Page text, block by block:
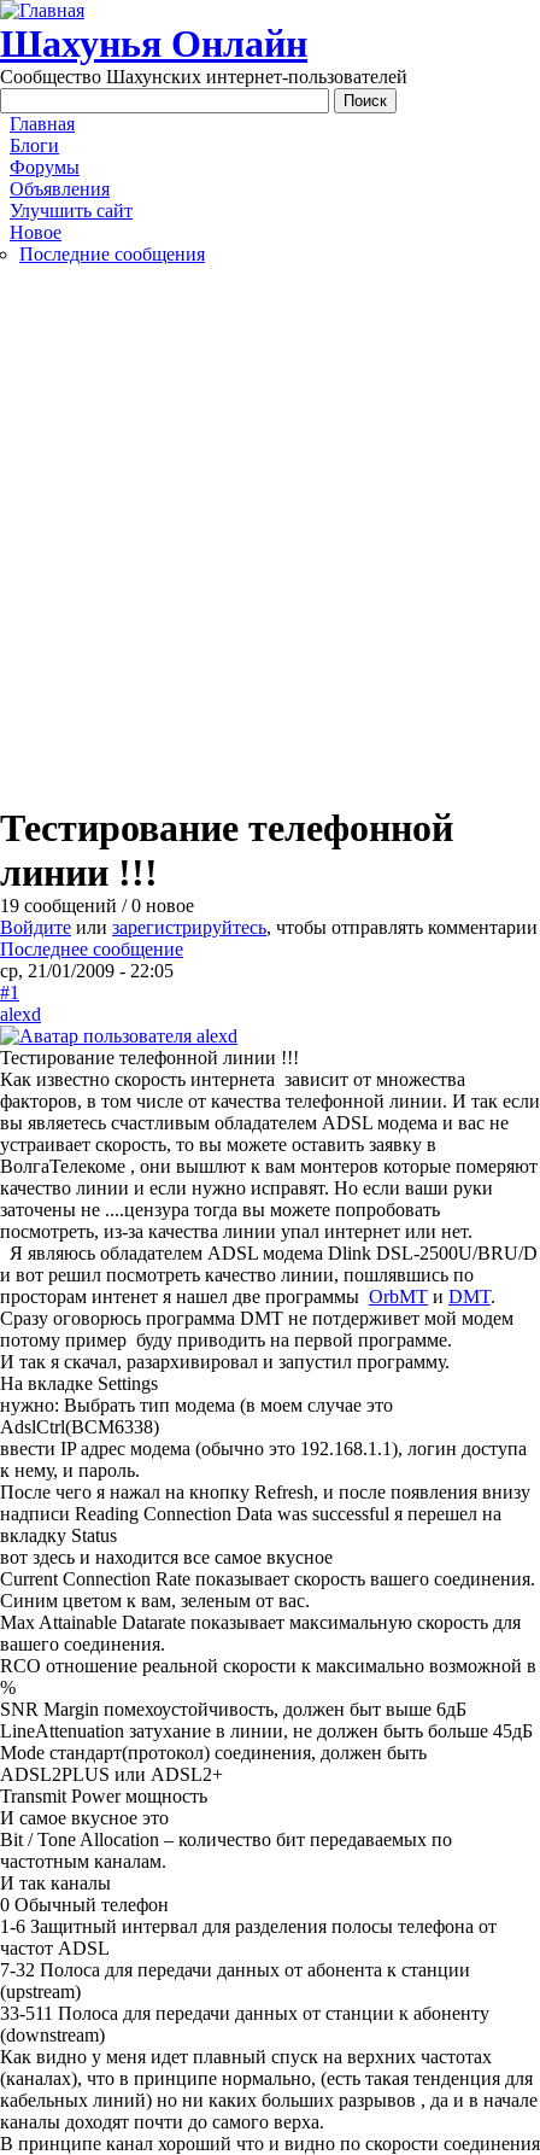
Перейти к основному содержанию
Шахунья Онлайн
Сообщество Шахунских интернет-пользователей
Main menu
Главная
Блоги
Форумы
Объявления
Улучшить сайт
Новое
Последние сообщения
Тестирование телефонной
линии !!!
19 сообщений / 0 новое
Войдите или зарегистрируйтесь, чтобы отправлять комментарии
Последнее сообщение
ср, 21/01/2009 - 22:05
#1
alexd
Тестирование телефонной линии !!!
Как известно скорость интернета зависит от множества
факторов, в том числе от качества телефонной линии. И так если
вы являетесь счастливым обладателем ADSL модема и вас не
устраивает скорость, то вы можете оставить заявку в
ВолгаТелекоме , они вышлют к вам монтеров которые померяют
качество линии и если нужно исправят. Но если ваши руки
заточены не ....цензура тогда вы можете попробовать
посмотреть, из-за качества линии упал интернет или нет.
Я являюсь обладателем ADSL модема Dlink DSL-2500U/BRU/D
и вот решил посмотреть качество линии, пошлявшись по
просторам интенет я нашел две программы OrbMT и DMT.
Сразу оговорюсь программа DMT не потдерживет мой модем
потому пример буду приводить на первой программе.
И так я скачал, разархивировал и запустил программу.
На вкладке Settings
нужно: Выбрать тип модема (в моем случае это
AdslCtrl(BCM6338)
ввести IP адрес модема (обычно это 192.168.1.1), логин доступа
к нему, и пароль.
После чего я нажал на кнопку Refresh, и после появления внизу
надписи Reading Connection Data was successful я перешел на
вкладку Status
вот здесь и находится все самое вкусное
Current Connection Rate показывает скорость вашего соединения.
Синим цветом к вам, зеленым от вас.
Max Attainable Datarate показывает максимальную скорость для
вашего соединения.
RCO отношение реальной скорости к максимально возможной в
%
SNR Margin помехоустойчивость, должен быт выше 6дБ
LineAttenuation затухание в линии, не должен быть больше 45дБ
Mode стандарт(протокол) соединения, должен быть
ADSL2PLUS или ADSL2+
Transmit Powerмощность
И самое вкусное это
Bit / Tone Allocation – количество бит передаваемых по
частотным каналам.
И так каналы
0 Обычный телефон
1-6 Защитный интервал для разделения полосы телефона от
частот ADSL
7-32 Полоса для передачи данных от абонента к станции
(upstream)
33-511 Полоса для передачи данных от станции к абоненту
(downstream)
Как видно у меня идет плавный спуск на верхних частотах
(каналах), что в принципе нормально, (есть такая тенденция для
кабельных линий) но ни каких больших разрывов , да и в начале
каналы доходят почти до самого верха.
В принципе канал хороший что и видно по скорости соединения